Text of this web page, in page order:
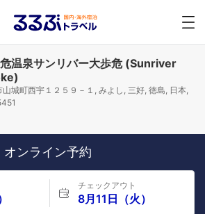
温泉サンリバー大歩危 (Sunriver
山城町西宇１２５９－１, みよし, 三好, 徳島, 日本,
オンライン予約
チェックアウト
8月11日（火）